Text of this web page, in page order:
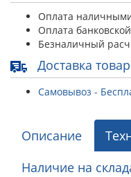
Оплата
Оплата
Безналичный
Доставка
Самовывоз -
Описание
Наличие на